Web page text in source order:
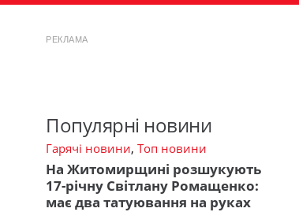
РЕКЛАМА
Популярні новини
Гарячі новини, Топ новини
На Житомирщині розшукують
17-річну Світлану Ромащенко:
має два татуювання на руках